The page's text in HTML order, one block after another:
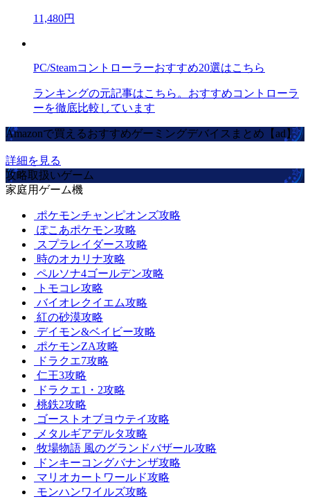
11,480円
PC/Steamコントローラーおすすめ20選はこちら
ランキングの元記事はこちら。おすすめコントローラ
ーを徹底比較しています
Amazonで買えるおすすめゲーミングデバイスまとめ【ad】
詳細を見る
攻略取扱いゲーム
家庭用ゲーム機
ポケモンチャンピオンズ攻略
ぽこあポケモン攻略
スプラレイダース攻略
時のオカリナ攻略
ペルソナ4ゴールデン攻略
トモコレ攻略
バイオレクイエム攻略
紅の砂漠攻略
デイモン&ベイビー攻略
ポケモンZA攻略
ドラクエ7攻略
仁王3攻略
ドラクエ1・2攻略
桃鉄2攻略
ゴーストオブヨウテイ攻略
メタルギアデルタ攻略
牧場物語 風のグランドバザール攻略
ドンキーコングバナンザ攻略
マリオカートワールド攻略
モンハンワイルズ攻略